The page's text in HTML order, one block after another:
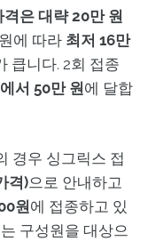
격은 대략 20만 원
에 따라 최저 16만
큽니다. 2회 접종
서 50만 원에 달합
경우 싱그릭스 접
격)으로 안내하고
원에 접종하고 있
구성원을 대상으